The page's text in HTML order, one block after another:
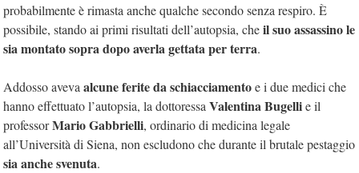
probabilmente è rimasta anche qualche secondo senza respiro. È
possibile, stando ai primi risultati dell’autopsia, cheil suo assassino le
sia montato sopra dopo averla gettata per terra.
Addosso aveva alcune ferite da schiacciamentoe i due medici che
hanno effettuato l’autopsia, la dottoressa Valentina Bugellie il
professorMario Gabbrielli, ordinario di medicina legale
all’Università di Siena, non escludono che durante il brutale pestaggio
sia anche svenuta.